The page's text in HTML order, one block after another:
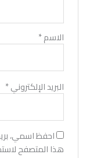
الاسم*
البريد الإلكتروني*
احفظ اسمي،
هذا المتصفح